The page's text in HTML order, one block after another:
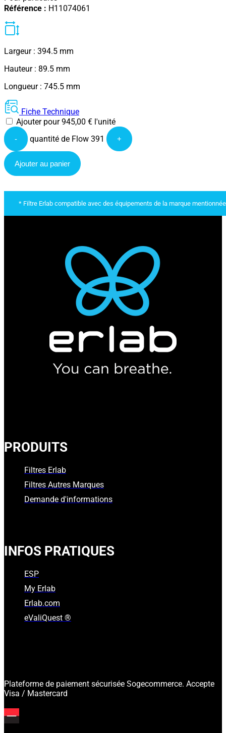
Référence : H11074061
Largeur : 394.5 mm
Hauteur : 89.5 mm
Longueur : 745.5 mm
Fiche Technique
Ajouter pour945,00 € l'unité
- quantité de Flow 391 +
Ajouter au panier
* Filtre Erlab compatible avec des équipements de la marque
PRODUITS
Filtres Erlab
Filtres Autres Marques
Demande d'informations
INFOS PRATIQUES
ESP
My Erlab
Erlab.com
eValiQuest ®
Plateforme de paiement sécurisée Sogecommerce. Accepte
Visa / Mastercard